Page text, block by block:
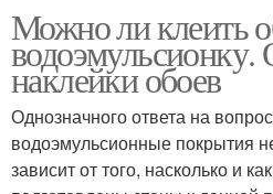
Можно ли клеить
водоэмульсионку.
наклейки обоев
Однозначного ответа на
водоэмульсионные покрытия
зависит от того, насколько и